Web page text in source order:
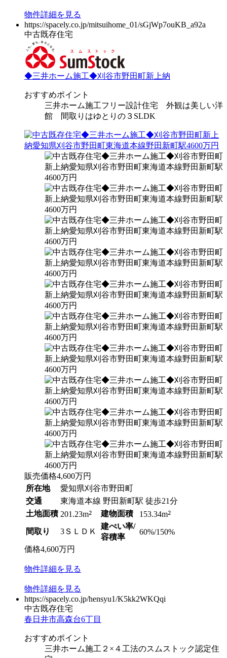
物件詳細を見る
https://spacely.co.jp/mitsuihome_01/sGjWp7ouKB_a92a
中古既存住宅
◆三井ホーム施工◆刈谷市野田町新上納
おすすめポイント
三井ホーム施工フリー設計住宅 外観は美しい洋
館 間取りはゆとりの３SLDK
販売価格4,600万円
所在地
愛知県刈谷市野田町
交通
東海道本線 野田新町駅 徒歩21分
土地面積 201.23m2 建物面積 153.34m2
間取り 3ＳＬＤＫ
建ぺい率/
容積率
60%/150%
価格4,600万円
物件詳細を見る
物件詳細を見る
https://spacely.co.jp/hensyu1/K5kk2WKQqi
中古既存住宅
春日井市高森台6丁目
おすすめポイント
三井ホーム施工２×４工法のスムストック認定住